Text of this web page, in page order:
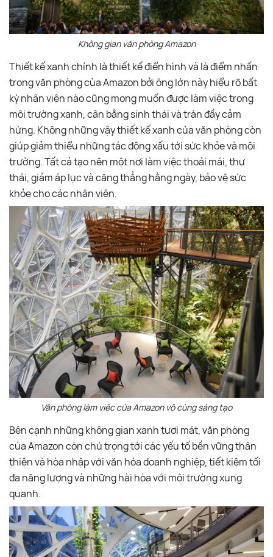
Không gian văn phòng Amazon
Thiết kế xanh chính là thiết kế điển hình và là điểm nhấn
trong văn phòng của Amazon bởi ông lớn này hiểu rõ bất
kỳ nhân viên nào cũng mong muốn được làm việc trong
môi trường xanh, cân bằng sinh thái và tràn đầy cảm
hứng. Không những vậy thiết kế xanh của văn phòng còn
giúp giảm thiểu những tác động xấu tới sức khỏe và môi
trường. Tất cả tạo nên một nơi làm việc thoải mái, thư
thái, giảm áp lục và căng thẳng hằng ngày, bảo vệ sức
khỏe cho các nhân viên.
Văn phòng làm việc của Amazon vô cùng sáng tạo
Bên cạnh những không gian xanh tươi mát, văn phòng
của Amazon còn chú trọng tới các yếu tố bền vững thân
thiện và hòa nhập với văn hóa doanh nghiệp, tiết kiệm tối
đa năng lượng và những hài hòa với môi trường xung
quanh.